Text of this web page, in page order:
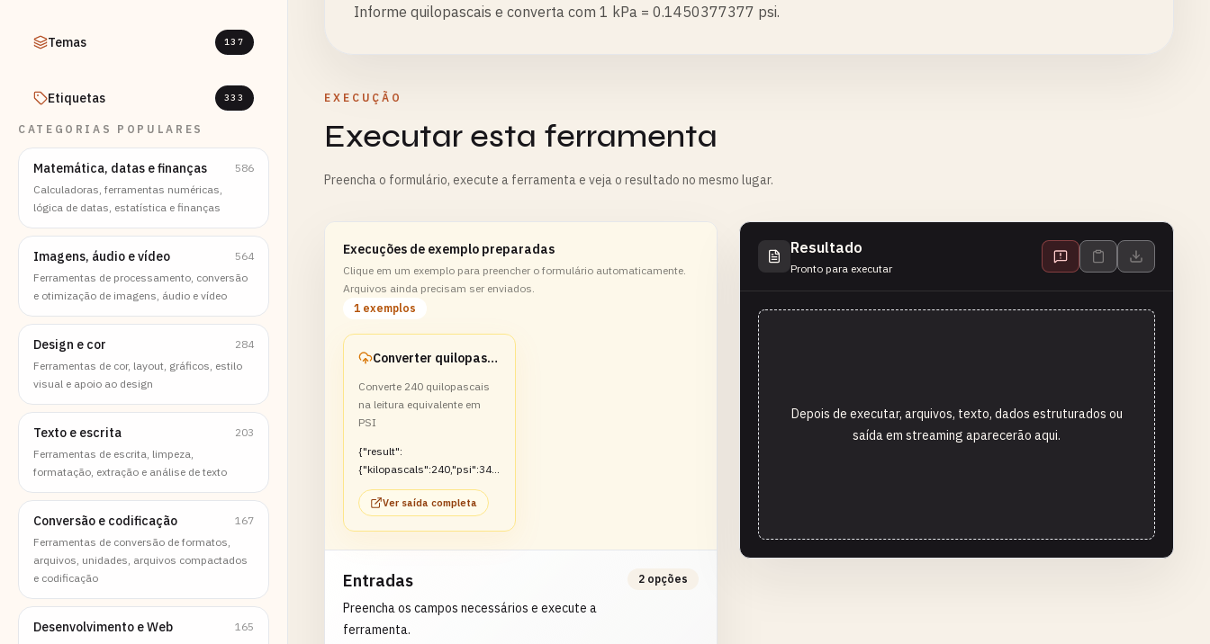
Temas 137
Etiquetas 333
CATEGORIAS POPULARES
Matemática, datas e finanças
586
Calculadoras, ferramentas numéricas,
lógica de datas, estatística e finanças
Imagens, áudio e vídeo
564
Ferramentas de processamento, conversão
e otimização de imagens, áudio e vídeo
Design e cor
284
Ferramentas de cor, layout, gráficos, estilo
visual e apoio ao design
Texto e escrita
203
Ferramentas de escrita, limpeza,
formatação, extração e análise de texto
Conversão e codificação
167
Ferramentas de conversão de formatos,
arquivos, unidades, arquivos compactados
e codificação
Desenvolvimento e Web
165
Informe quilopascais e converta com 1 kPa = 0.1450377377 psi.
EXECUÇÃO
Executar esta ferramenta
Preencha o formulário, execute a ferramenta e veja o resultado no mesmo lugar.
Execuções de exemplo preparadas
Clique em um exemplo para preencher o formulário automaticamente.
Arquivos ainda precisam ser enviados.
1 exemplos
Converter quilopascais para PSI
Converte 240 quilopascais
na leitura equivalente em
PSI
{"result":
{"kilopascals":240,"psi":34.
8091}}
Ver saída completa
Entradas
Preencha os campos necessários e execute a
ferramenta.
2 opções
Resultado
Pronto para executar
Depois de executar, arquivos, texto, dados estruturados ou
saída em streaming aparecerão aqui.